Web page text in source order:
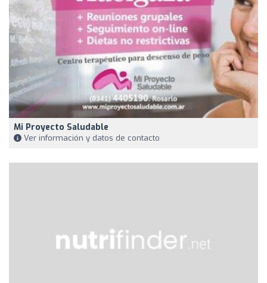
Mi Proyecto Saludable
Ver información y datos de contacto